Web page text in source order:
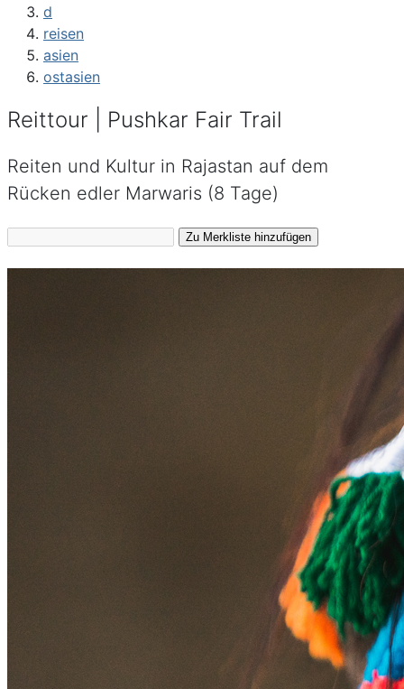
d
reisen
asien
ostasien
Reittour | Pushkar Fair Trail
Reiten und Kultur in Rajastan auf dem
Rücken edler Marwaris (8 Tage)